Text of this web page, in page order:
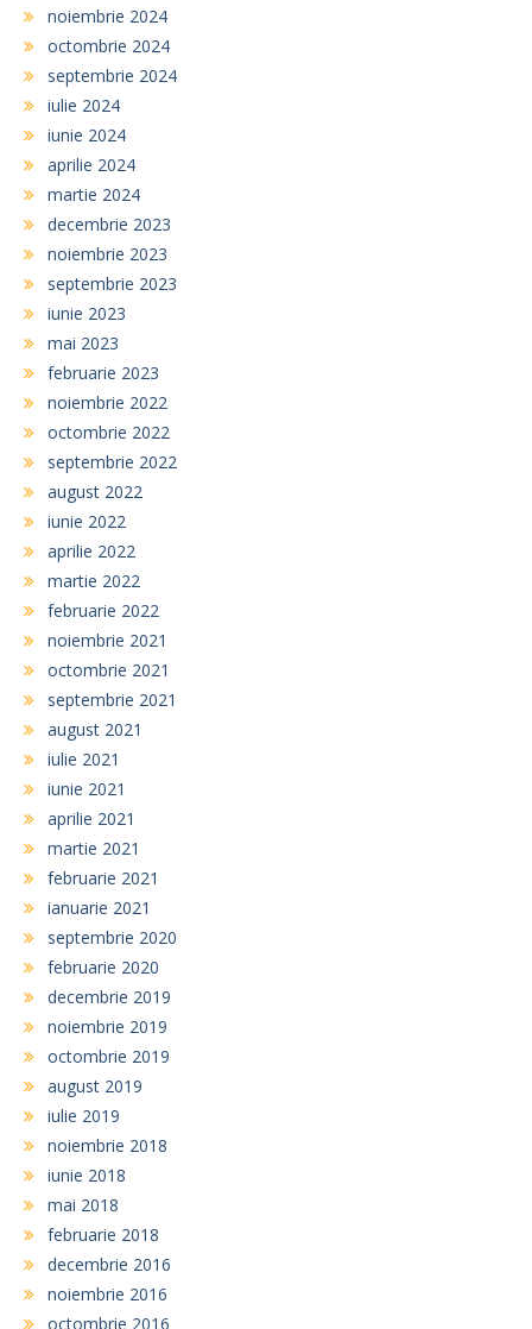
noiembrie 2024
octombrie 2024
septembrie 2024
iulie 2024
iunie 2024
aprilie 2024
martie 2024
decembrie 2023
noiembrie 2023
septembrie 2023
iunie 2023
mai 2023
februarie 2023
noiembrie 2022
octombrie 2022
septembrie 2022
august 2022
iunie 2022
aprilie 2022
martie 2022
februarie 2022
noiembrie 2021
octombrie 2021
septembrie 2021
august 2021
iulie 2021
iunie 2021
aprilie 2021
martie 2021
februarie 2021
ianuarie 2021
septembrie 2020
februarie 2020
decembrie 2019
noiembrie 2019
octombrie 2019
august 2019
iulie 2019
noiembrie 2018
iunie 2018
mai 2018
februarie 2018
decembrie 2016
noiembrie 2016
octombrie 2016